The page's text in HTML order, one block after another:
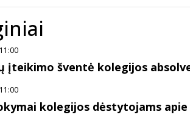
įteikimo šventė kolegijos
kolegijos dėstytojams